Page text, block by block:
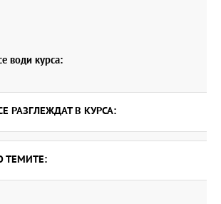
води курса:
РАЗГЛЕЖДАТ В КУРСА:
ТЕМИТЕ: